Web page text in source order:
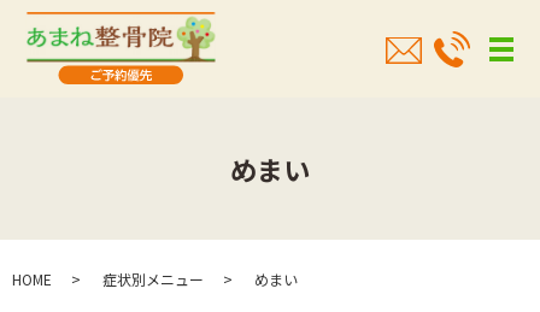
メ
めまい
HOME 症状別メニュー めまい